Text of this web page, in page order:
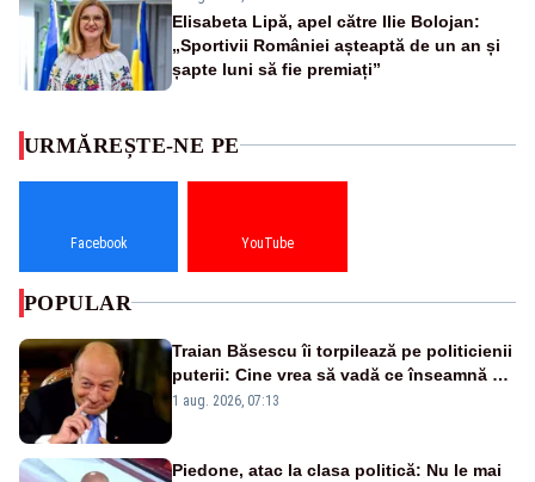
Elisabeta Lipă, apel către Ilie Bolojan:
„Sportivii României așteaptă de un an și
șapte luni să fie premiați”
URMĂREȘTE-NE PE
Facebook YouTube
POPULAR
Traian Băsescu îi torpilează pe politicienii
puterii: Cine vrea să vadă ce înseamnă să
fii prost, se uită la România
1 aug. 2026, 07:13
Piedone, atac la clasa politică: Nu le mai